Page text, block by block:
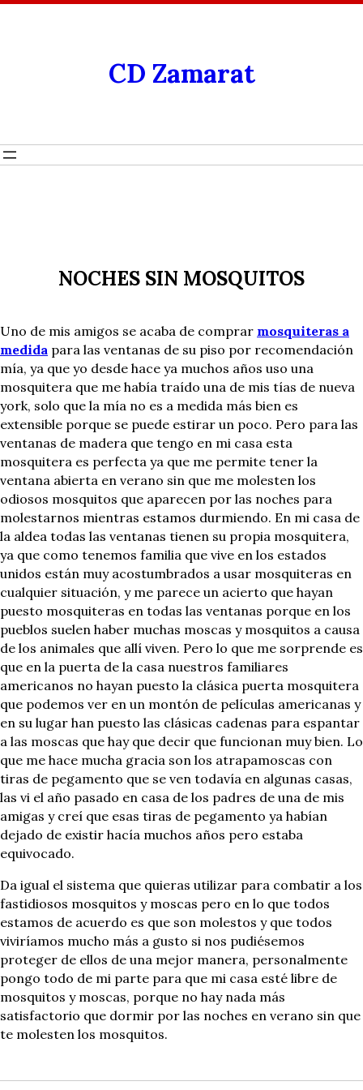
CD Zamarat
NOCHES SIN MOSQUITOS
Uno de mis amigos se acaba de comprar mosquiteras a
medida para las ventanas de su piso por recomendación
mía, ya que yo desde hace ya muchos años uso una
mosquitera que me había traído una de mis tías de nueva
york, solo que la mía no es a medida más bien es
extensible porque se puede estirar un poco. Pero para las
ventanas de madera que tengo en mi casa esta
mosquitera es perfecta ya que me permite tener la
ventana abierta en verano sin que me molesten los
odiosos mosquitos que aparecen por las noches para
molestarnos mientras estamos durmiendo. En mi casa de
la aldea todas las ventanas tienen su propia mosquitera,
ya que como tenemos familia que vive en los estados
unidos están muy acostumbrados a usar mosquiteras en
cualquier situación, y me parece un acierto que hayan
puesto mosquiteras en todas las ventanas porque en los
pueblos suelen haber muchas moscas y mosquitos a causa
de los animales que allí viven. Pero lo que me sorprende es
que en la puerta de la casa nuestros familiares
americanos no hayan puesto la clásica puerta mosquitera
que podemos ver en un montón de películas americanas y
en su lugar han puesto las clásicas cadenas para espantar
a las moscas que hay que decir que funcionan muy bien. Lo
que me hace mucha gracia son los atrapamoscas con
tiras de pegamento que se ven todavía en algunas casas,
las vi el año pasado en casa de los padres de una de mis
amigas y creí que esas tiras de pegamento ya habían
dejado de existir hacía muchos años pero estaba
equivocado.
Da igual el sistema que quieras utilizar para combatir a los
fastidiosos mosquitos y moscas pero en lo que todos
estamos de acuerdo es que son molestos y que todos
viviríamos mucho más a gusto si nos pudiésemos
proteger de ellos de una mejor manera, personalmente
pongo todo de mi parte para que mi casa esté libre de
mosquitos y moscas, porque no hay nada más
satisfactorio que dormir por las noches en verano sin que
te molesten los mosquitos.